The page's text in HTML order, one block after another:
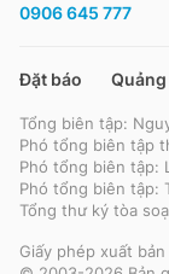
0906 645 777
Đặt báo Quảng
Tổng biên tập:
Phó tổng biên tập
Phó tổng biên tập:
Phó tổng biên tập:
Tổng thư ký tòa
Giấy phép xuất